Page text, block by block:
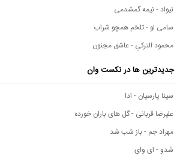
نیواد - نیمه گمشدمی
سامی لو - تلخم همچو شراب
محمود التركي - عاشق مجنون
جدیدترین ها در نکست وان
سینا پارسیان - ادا
علیرضا قربانی - گل های باران خورده
مهراد جم - باز شب شد
شدو - ای وای